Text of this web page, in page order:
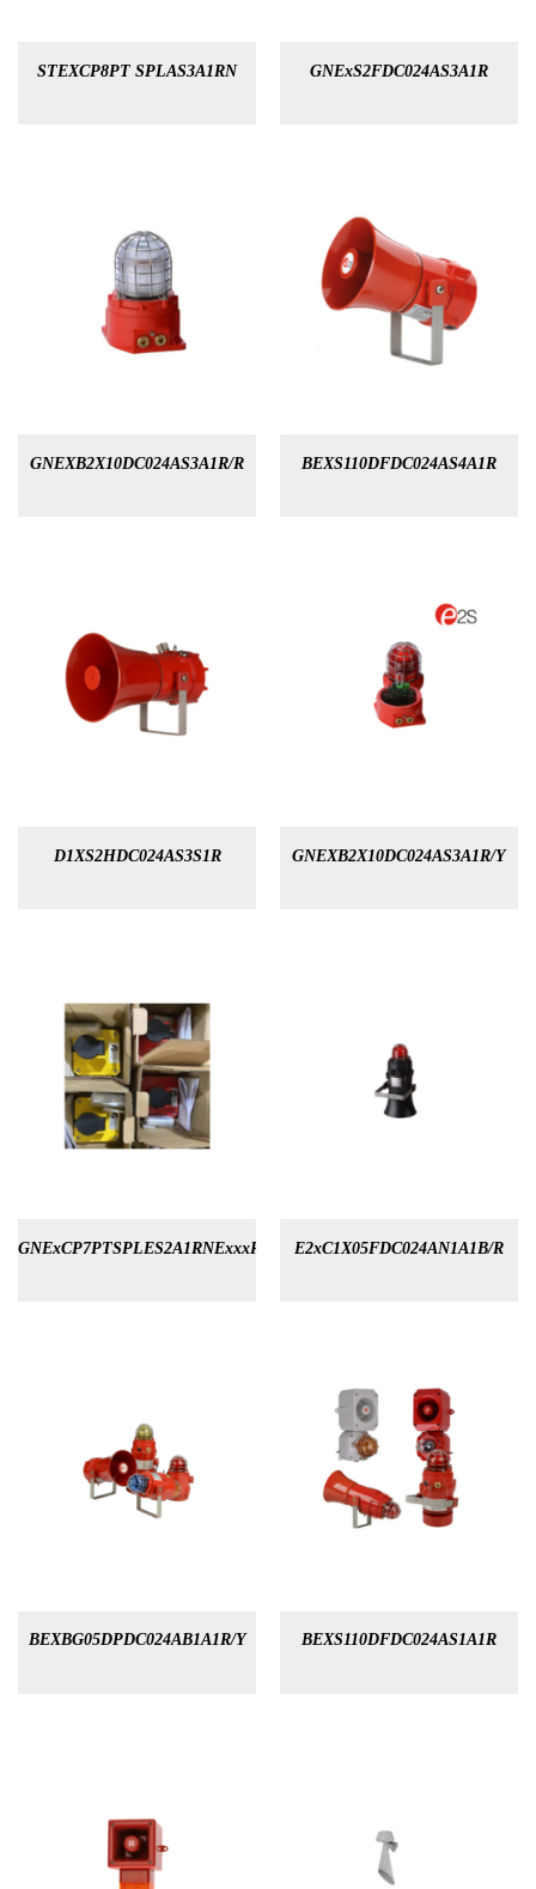
STEXCP8PT SPLAS3A1RN GNExS2FDC024AS3A1R
GNEXB2X10DC024AS3A1R/R BEXS110DFDC024AS4A1R
D1XS2HDC024AS3S1R GNEXB2X10DC024AS3A1R/Y
GNExCP7PTSPLES2A1RNExxxR E2xC1X05FDC024AN1A1B/R
BEXBG05DPDC024AB1A1R/Y BEXS110DFDC024AS1A1R